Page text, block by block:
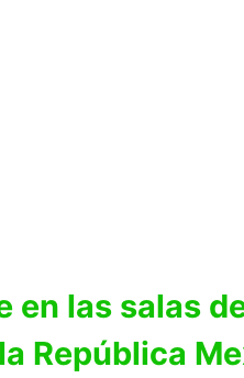
en las salas
República